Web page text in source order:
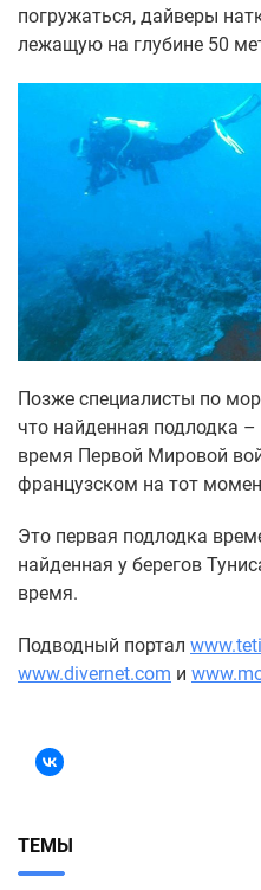
погружаться, дайверы
лежащую на глубине 50
Позже специалисты по
что найденная подлодка –
время Первой Мировой
французском на тот
Это первая подлодка
найденная у берегов
время.
Подводный портал
www.divernet.com и
ТЕМЫ